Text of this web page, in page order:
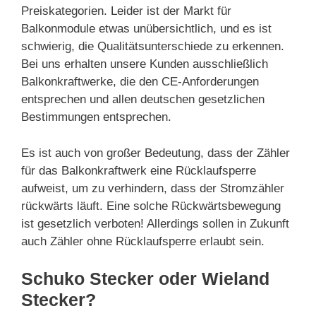
Preiskategorien. Leider ist der Markt für
Balkonmodule etwas unübersichtlich, und es ist
schwierig, die Qualitätsunterschiede zu erkennen.
Bei uns erhalten unsere Kunden ausschließlich
Balkonkraftwerke, die den CE-Anforderungen
entsprechen und allen deutschen gesetzlichen
Bestimmungen entsprechen.
Es ist auch von großer Bedeutung, dass der Zähler
für das Balkonkraftwerk eine Rücklaufsperre
aufweist, um zu verhindern, dass der Stromzähler
rückwärts läuft. Eine solche Rückwärtsbewegung
ist gesetzlich verboten! Allerdings sollen in Zukunft
auch Zähler ohne Rücklaufsperre erlaubt sein.
Schuko Stecker oder Wieland
Stecker?